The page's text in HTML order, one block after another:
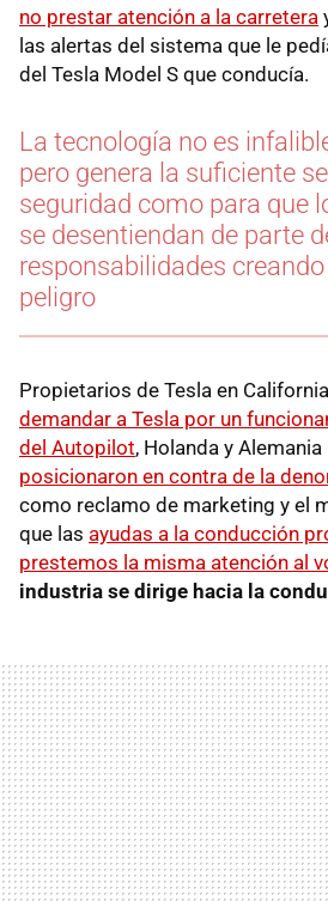
no prestar atención a la carretera
las alertas del sistema que le
del Tesla Model S que conducía.
La tecnología no es
pero genera la suficiente
seguridad como para que
se desentiendan de parte
responsabilidades
peligro
Propietarios de Tesla en
demandar a Tesla por un
del Autopilot, Holanda y
posicionaron en contra de la
como reclamo de marketing y el
que las ayudas a la conducción
prestemos la misma atención al
industria se dirige hacia la